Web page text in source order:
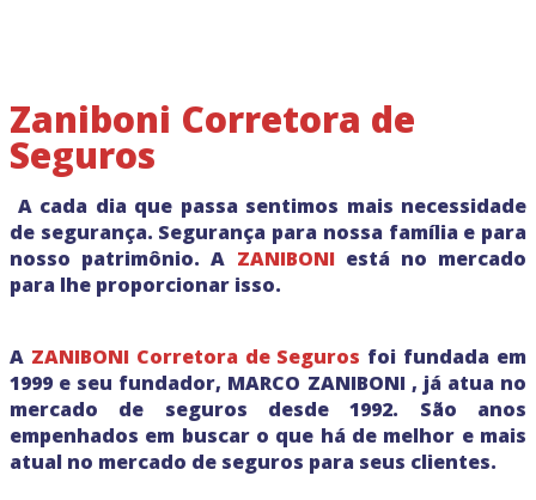
Zaniboni Corretora de
Seguros
A cada dia que passa sentimos mais necessidade
de segurança. Segurança para nossa família e para
nosso patrimônio. A ZANIBONI está no mercado
para lhe proporcionar isso.
A ZANIBONI Corretora de Seguros foi fundada em
1999 e seu fundador, MARCO ZANIBONI , já atua no
mercado de seguros desde 1992. São anos
empenhados em buscar o que há de melhor e mais
atual no mercado de seguros para seus clientes.